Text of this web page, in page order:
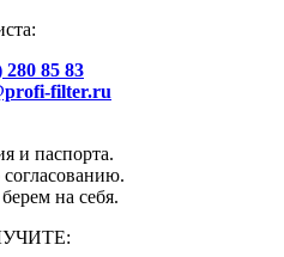
280 85 83
filter.ru
и паспорта.
на себя.